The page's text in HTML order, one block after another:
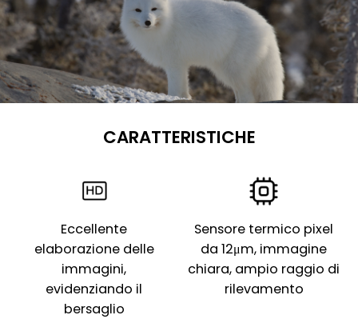
CARATTERISTICHE
Eccellente
elaborazione delle
immagini,
evidenziando il
bersaglio
Sensore termico pixel
da 12μm, immagine
chiara, ampio raggio di
rilevamento